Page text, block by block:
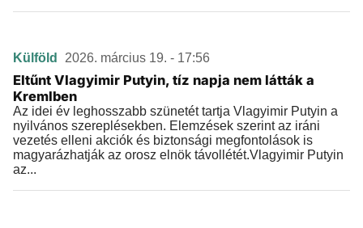
Külföld 2026. március 19. - 17:56
Eltűnt Vlagyimir Putyin, tíz napja nem látták a
Kremlben
Az idei év leghosszabb szünetét tartja Vlagyimir Putyin a
nyilvános szereplésekben. Elemzések szerint az iráni
vezetés elleni akciók és biztonsági megfontolások is
magyarázhatják az orosz elnök távollétét.Vlagyimir Putyin
az...